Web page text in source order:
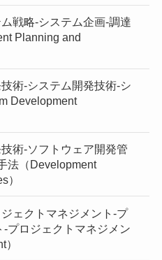
戦略-システム企画-調達
Planning and
術-システム開発技術-シ
Development
術-ソフトウェア開発管
法（Development
）
ェクトマネジメント-プ
プロジェクトマネジメン